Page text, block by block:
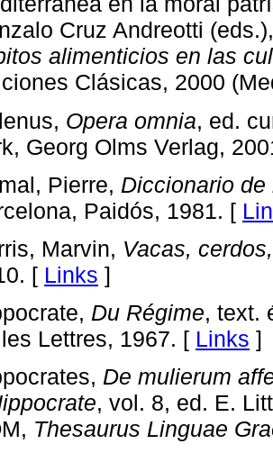
Cruz Andreotti
alimenticios en las
Clásicas, 2000
Opera omnia, ed.
Georg Olms Verlag,
Pierre, Diccionario
Paidós, 1981. [
Marvin, Vacas,
[ Links ]
Du Régime, text.
Lettres, 1967. [ Links ]
De mulierum
, vol. 8, ed. E.
Thesaurus Linguae